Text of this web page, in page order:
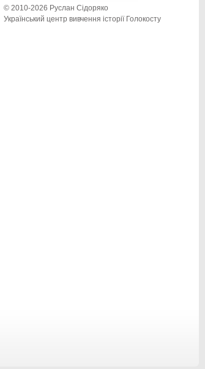
© 2010-2026 Руслан Сідоряко
Український центр вивчення історії Голокосту